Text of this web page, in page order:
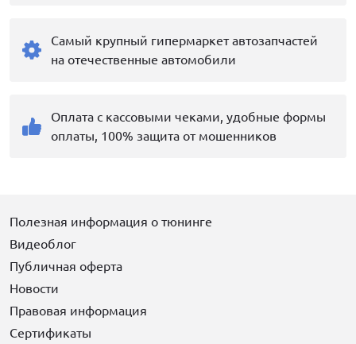
Самый крупный гипермаркет автозапчастей
на отечественные автомобили
Оплата с кассовыми чеками, удобные формы
оплаты, 100% защита от мошенников
Полезная информация о тюнинге
Видеоблог
Публичная оферта
Новости
Правовая информация
Сертификаты